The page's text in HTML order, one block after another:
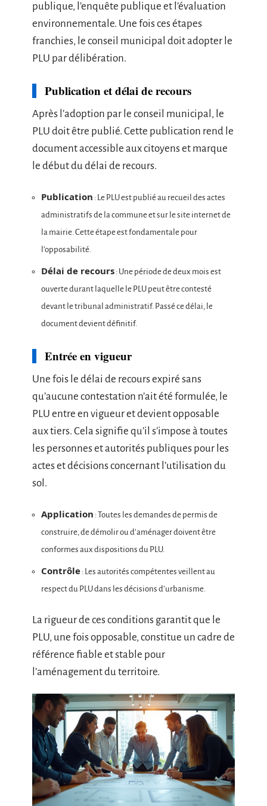
publique, l’enquête publique et l’évaluation
environnementale. Une fois ces étapes
franchies, le conseil municipal doit adopter le
PLU par délibération.
Publication et délai de recours
Après l’adoption par le conseil municipal, le
PLU doit être publié. Cette publication rend le
document accessible aux citoyens et marque
le début du délai de recours.
Publication : Le PLU est publié au recueil des actes
administratifs de la commune et sur le site internet de
la mairie. Cette étape est fondamentale pour
l’opposabilité.
Délai de recours : Une période de deux mois est
ouverte durant laquelle le PLU peut être contesté
devant le tribunal administratif. Passé ce délai, le
document devient définitif.
Entrée en vigueur
Une fois le délai de recours expiré sans
qu’aucune contestation n’ait été formulée, le
PLU entre en vigueur et devient opposable
aux tiers. Cela signifie qu’il s’impose à toutes
les personnes et autorités publiques pour les
actes et décisions concernant l’utilisation du
sol.
Application : Toutes les demandes de permis de
construire, de démolir ou d’aménager doivent être
conformes aux dispositions du PLU.
Contrôle : Les autorités compétentes veillent au
respect du PLU dans les décisions d’urbanisme.
La rigueur de ces conditions garantit que le
PLU, une fois opposable, constitue un cadre de
référence fiable et stable pour
l’aménagement du territoire.